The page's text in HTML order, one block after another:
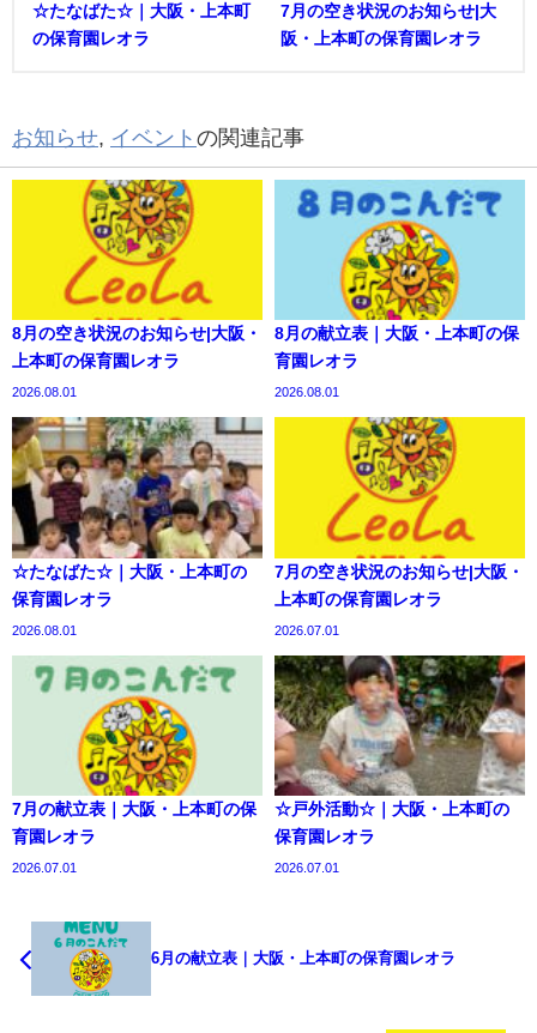
☆たなばた☆｜大阪・上本町
の保育園レオラ
7月の空き状況のお知らせ|大
阪・上本町の保育園レオラ
お知らせ イベント の関連記事
8月の空き状況のお知らせ|大阪・
上本町の保育園レオラ
2026.08.01
8月の献立表｜大阪・上本町の保
育園レオラ
2026.08.01
☆たなばた☆｜大阪・上本町の
保育園レオラ
2026.08.01
7月の空き状況のお知らせ|大阪・
上本町の保育園レオラ
2026.07.01
7月の献立表｜大阪・上本町の保
育園レオラ
2026.07.01
☆戸外活動☆｜大阪・上本町の
保育園レオラ
2026.07.01
6月の献立表｜大阪・上本町の保育園レオラ